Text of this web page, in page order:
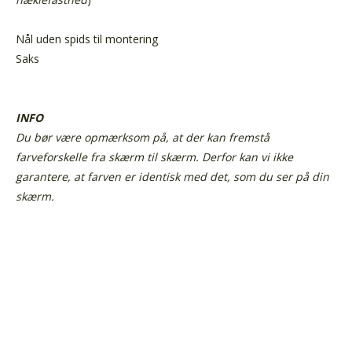
Nål uden spids til montering
Saks
INFO
Du bør være opmærksom på, at der kan fremstå
farveforskelle fra skærm til skærm. Derfor kan vi ikke
garantere, at farven er identisk med det, som du ser på din
skærm.